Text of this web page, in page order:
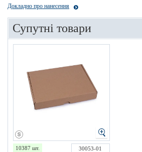
Докладно про нанесення
Супутні товари
10387 шт.
30053-01